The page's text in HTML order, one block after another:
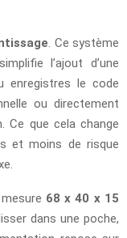
. Ce système
l’ajout d’une
enregistres le code
ou directement
Ce que cela change
et moins de risque
68 x 40 x 15
dans une poche,